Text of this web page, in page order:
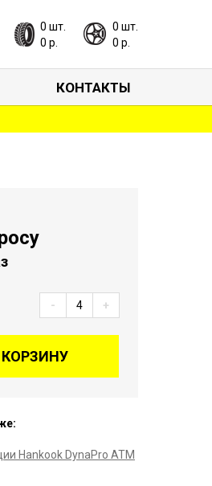
0 шт.
0 р.
0 шт.
0 р.
КОНТАКТЫ
- +
КОРЗИНУ
Hankook DynaPro ATM